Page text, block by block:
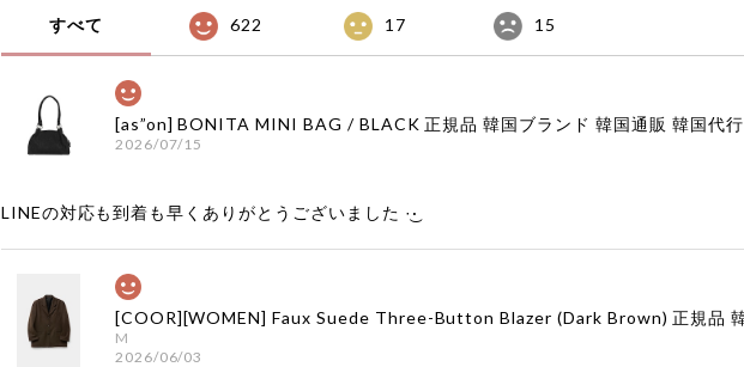
すべて 622 17 15
2026/07/15
LINEの対応も到着も早くありがとうございました‪ ·͜·
M
2026/06/03